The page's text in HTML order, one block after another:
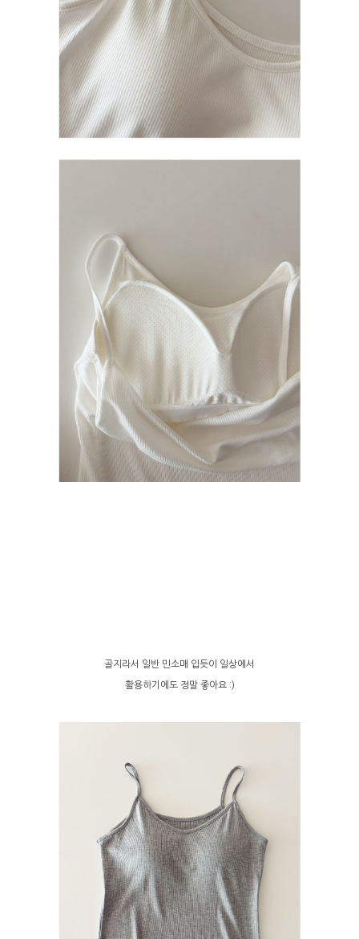
골지라서 일반 민소매 입듯이 일상에서
활용하기에도 정말 좋아요 :)